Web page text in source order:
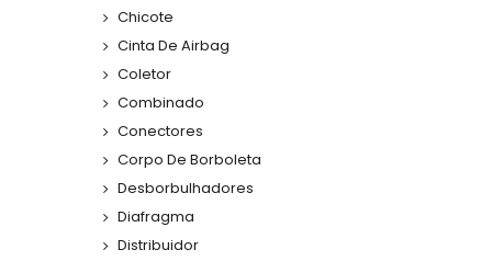
Chicote
Cinta De Airbag
Coletor
Combinado
Conectores
Corpo De Borboleta
Desborbulhadores
Diafragma
Distribuidor